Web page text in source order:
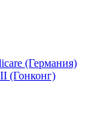
(Германия)
(Гонконг)